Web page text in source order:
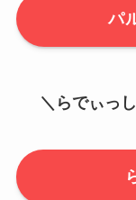
パ
＼らでぃっ